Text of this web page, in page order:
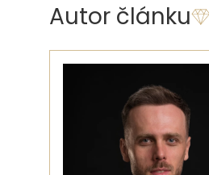
Autor článku